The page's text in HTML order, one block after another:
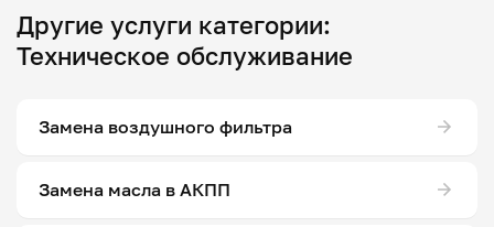
Другие услуги категории:
Техническое обслуживание
Замена воздушного фильтра
Замена масла в АКПП